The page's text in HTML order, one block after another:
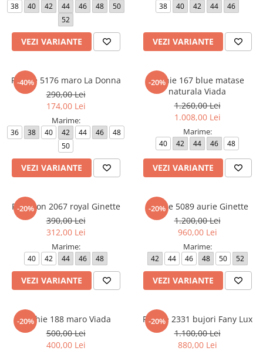
38 40 42 44 46 48
50
52
VEZI VARIANTE
38 40 42 44 46
VEZI VARIANTE
-40%
Rochie 5176 maro La Donna
290,00 Lei
174,00 Lei
Marime:
36 38 40 42 44 46
48
50
VEZI VARIANTE
-20%
Rochie 167 blue matase
naturala Viada
1.260,00 Lei
1.008,00 Lei
Marime:
40 42 44 46 48
VEZI VARIANTE
-20%
Pantalon 2067 royal Ginette
390,00 Lei
312,00 Lei
Marime:
40 42 44 46 48
VEZI VARIANTE
-20%
Rochie 5089 aurie Ginette
1.200,00 Lei
960,00 Lei
Marime:
42 44 46 48 50 52
VEZI VARIANTE
-20%
Rochie 188 maro Viada
500,00 Lei
400,00 Lei
-20%
Rochie 2331 bujori Fany Lux
1.100,00 Lei
880,00 Lei